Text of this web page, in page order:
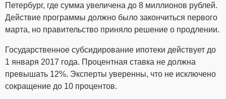
Петербург, где сумма увеличена до 8 миллионов рублей.
Действие программы должно было закончиться первого
марта, но правительство приняло решение о продлении.
Государственное субсидирование ипотеки действует до
1 января 2017 года. Процентная ставка не должна
превышать 12%. Эксперты уверенны, что не исключено
сокращение до 10 процентов.